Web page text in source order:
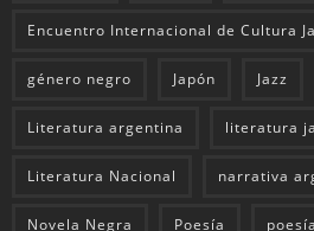
Encuentro Internacional de Cultura
género negro Japón Jazz
Literatura argentina literatura
Literatura Nacional narrativa
Novela Negra Poesía